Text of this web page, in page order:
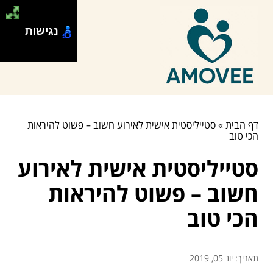
דף הבית»סטייליסטית אישית לאירוע חשוב – פשוט להיראות
הכי טוב
סטייליסטית אישית לאירוע
חשוב – פשוט להיראות
הכי טוב
תאריך: יונ 05, 2019
נגישות